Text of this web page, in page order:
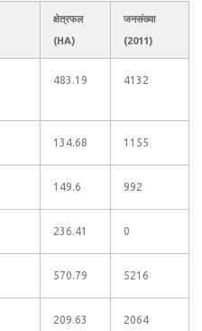
क्षेत्रफल
(HA)
जनसंख्या
(2011)
483.19 4132
134.68 1155
149.6 992
236.41 0
570.79 5216
209.63 2064